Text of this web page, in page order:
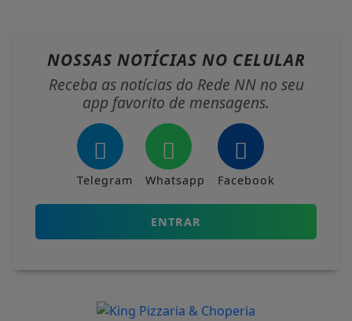
NOSSAS NOTÍCIAS NO CELULAR
Receba as notícias do Rede NN no seu
app favorito de mensagens.
Telegram Whatsapp Facebook
ENTRAR